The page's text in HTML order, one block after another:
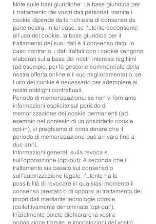
Note sulle basi giuridiche: La base giuridica per
il trattamento dei vostri dati personali tramite i
cookie dipende dalla richiesta di consenso da
parte nostra. In tal caso, se l'utente acconsente
all'uso dei cookie, la base giuridica per il
trattamento dei suoi dati è il consenso dato. In
caso contrario, i dati trattati con i cookie vengono
elaborati sulla base dei nostri interessi legittimi
(ad esempio, per la gestione commerciale della
nostra offerta online e il suo miglioramento) o, se
l'uso dei cookie è necessario per adempiere ai
nostri obblighi contrattuali.
Periodo di memorizzazione: se non vi forniamo
informazioni esplicite sul periodo di
memorizzazione dei cookie permanenti (ad
esempio nel contesto di un cosiddetto cookie
opt-in), vi preghiamo di considerare che il
periodo di memorizzazione può arrivare fino a
due anni.
Informazioni generali sulla revoca e
sull'opposizione (opt-out): A seconda che il
trattamento sia basato sul consenso o
sull'autorizzazione legale, l'utente ha la
possibilità di revocare in qualsiasi momento il
consenso prestato o di opporsi al trattamento dei
propri dati mediante tecnologie cookie
(collettivamente denominate "opt-out").
Inizialmente potete dichiarare la vostra
opposizione tramite le impostazioni del vostro